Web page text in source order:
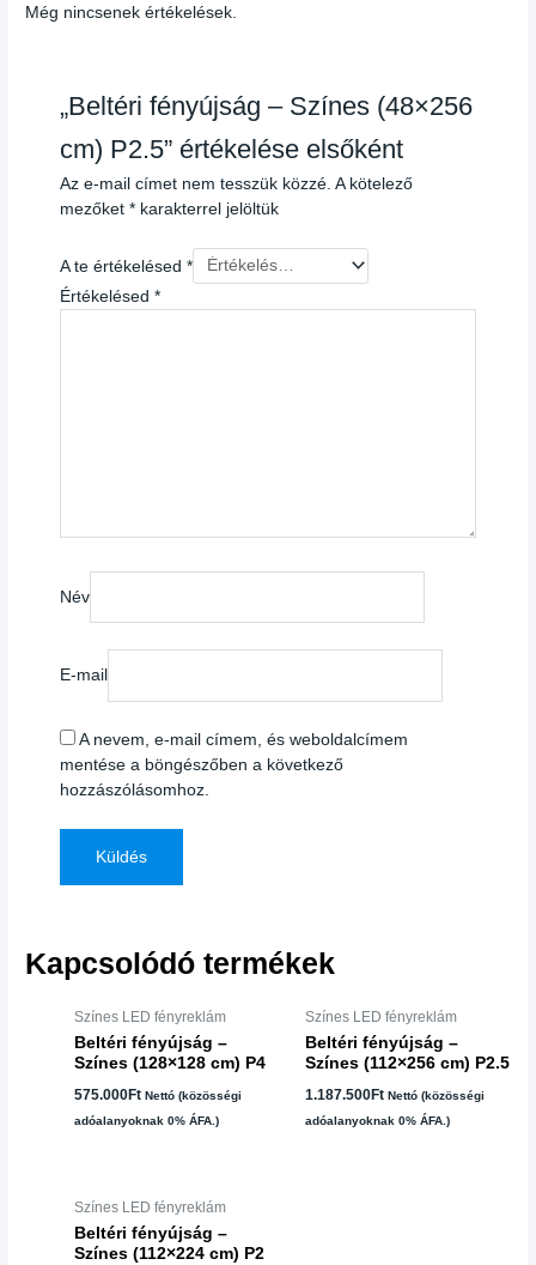
Még nincsenek értékelések.
„Beltéri fényújság – Színes (48×256
cm) P2.5” értékelése elsőként
Az e-mail címet nem tesszük közzé. A kötelező
mezőket* karakterrel jelöltük
A te értékelésed*
Értékelésed*
Név
E-mail
A nevem, e-mail címem, és weboldalcímem
mentése a böngészőben a következő
hozzászólásomhoz.
Kapcsolódó termékek
Színes LED fényreklám
Beltéri fényújság –
Színes (128×128 cm) P4
575.000Ft Nettó (közösségi
adóalanyoknak 0% ÁFA.)
Színes LED fényreklám
Beltéri fényújság –
Színes (112×256 cm) P2.5
1.187.500Ft Nettó (közösségi
adóalanyoknak 0% ÁFA.)
Színes LED fényreklám
Beltéri fényújság –
Színes (112×224 cm) P2